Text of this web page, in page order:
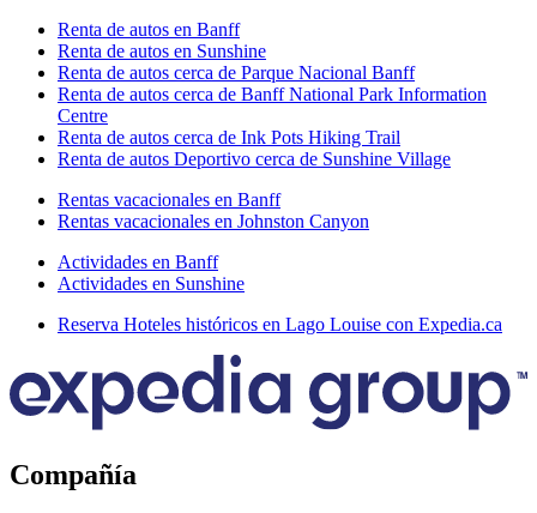
Renta de autos en Banff
Renta de autos en Sunshine
Renta de autos cerca de Parque Nacional Banff
Renta de autos cerca de Banff National Park Information
Centre
Renta de autos cerca de Ink Pots Hiking Trail
Renta de autos Deportivo cerca de Sunshine Village
Rentas vacacionales en Banff
Rentas vacacionales en Johnston Canyon
Actividades en Banff
Actividades en Sunshine
Reserva Hoteles históricos en Lago Louise con Expedia.ca
Compañía